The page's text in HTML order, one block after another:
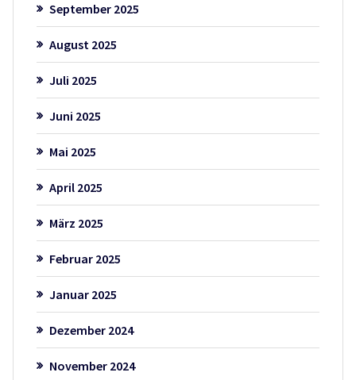
September 2025
August 2025
Juli 2025
Juni 2025
Mai 2025
April 2025
März 2025
Februar 2025
Januar 2025
Dezember 2024
November 2024